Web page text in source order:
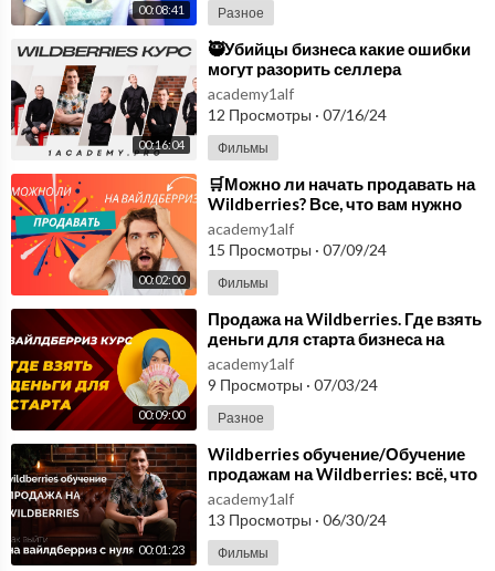
00:08:41 Разное
00:16:04
⁣🥷Убийцы бизнеса какие ошибки
могут разорить селлера
Wildberries, Ozon. Wildberries
курс.
academy1alf
12 Просмотры · 07/16/24
Фильмы
00:02:00
⁣🛒Можно ли начать продавать на
Wildberries? Все, что вам нужно
знать💡
academy1alf
15 Просмотры · 07/09/24
Фильмы
00:09:00
⁣Продажа на Wildberries. Где взять
деньги для старта бизнеса на
маркетплейсах. Сколько нужно?
academy1alf
9 Просмотры · 07/03/24
Разное
00:01:23
⁣Wildberries обучение/Обучение
продажам на Wildberries: всё, что
вам нужно знать.
academy1alf
13 Просмотры · 06/30/24
Фильмы